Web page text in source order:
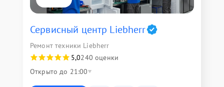
Сервисный центр Liebherr
Ремонт техники Liebherr
5,0240 оценки
Открыто до 21:00